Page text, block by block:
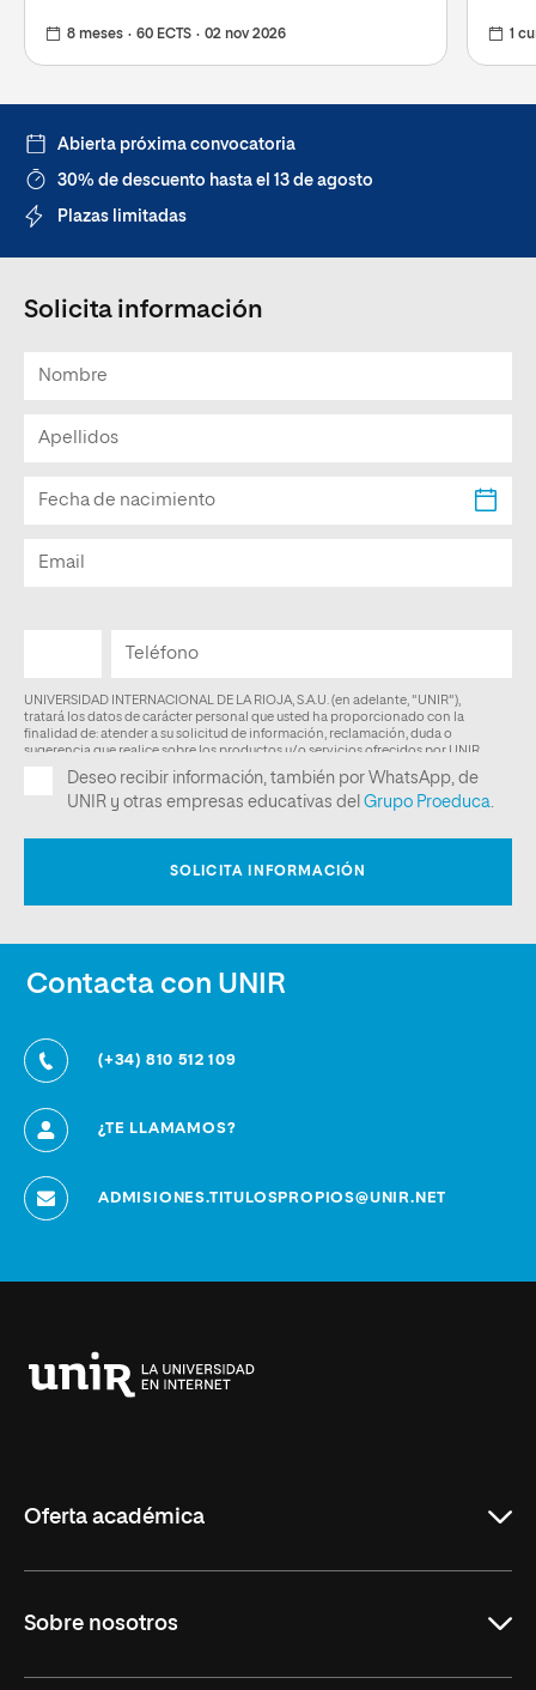
8 meses 60 ECTS 02 nov 2026 1
Abierta próxima convocatoria
30% de descuento hasta el 13 de agosto
Plazas limitadas
Solicita información
Contacta con UNIR
(+34) 810 512 109
¿TE LLAMAMOS?
ADMISIONES.TITULOSPROPIOS@UNIR.NET
Oferta académica
Másteres Oficiales
Sobre nosotros